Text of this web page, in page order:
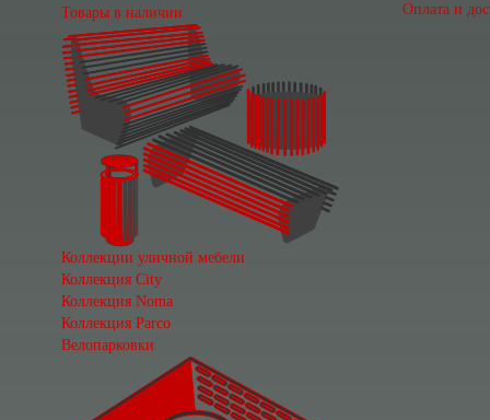
Товары в наличии
Коллекции уличной мебели
Коллекция City
Коллекция Noma
Коллекция Parco
Велопарковки
Оплата и